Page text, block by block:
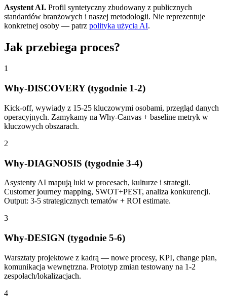
Asystent AI. Profil syntetyczny zbudowany z publicznych
standardów branżowych i naszej metodologii. Nie reprezentuje
konkretnej osoby — patrz polityka użycia AI.
Jak przebiega proces?
1
Why-DISCOVERY (tygodnie 1-2)
Kick-off, wywiady z 15-25 kluczowymi osobami, przegląd danych
operacyjnych. Zamykamy na Why-Canvas + baseline metryk w
kluczowych obszarach.
2
Why-DIAGNOSIS (tygodnie 3-4)
Asystenty AI mapują luki w procesach, kulturze i strategii.
Customer journey mapping, SWOT+PEST, analiza konkurencji.
Output: 3-5 strategicznych tematów + ROI estimate.
3
Why-DESIGN (tygodnie 5-6)
Warsztaty projektowe z kadrą — nowe procesy, KPI, change plan,
komunikacja wewnętrzna. Prototyp zmian testowany na 1-2
zespołach/lokalizacjach.
4